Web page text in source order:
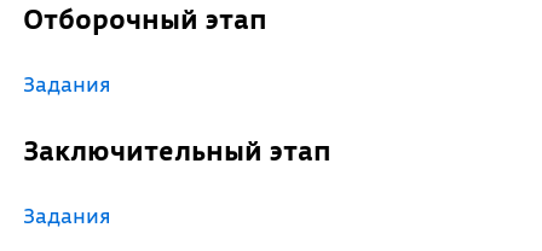
Отборочный этап
Задания
Заключительный этап
Задания